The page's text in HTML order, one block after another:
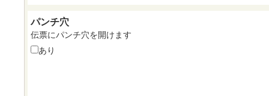
パンチ穴
伝票にパンチ穴を開けます
あり